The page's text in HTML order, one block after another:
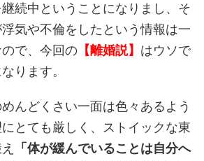
続中ということになりまし、そ
気や不倫をしたという情報は一
で、今回の 【離婚説】 はウソで
ります。
んどくさい一面は色々あるよう
とても厳しく、ストイックな東
「体が緩んでいることは自分へ